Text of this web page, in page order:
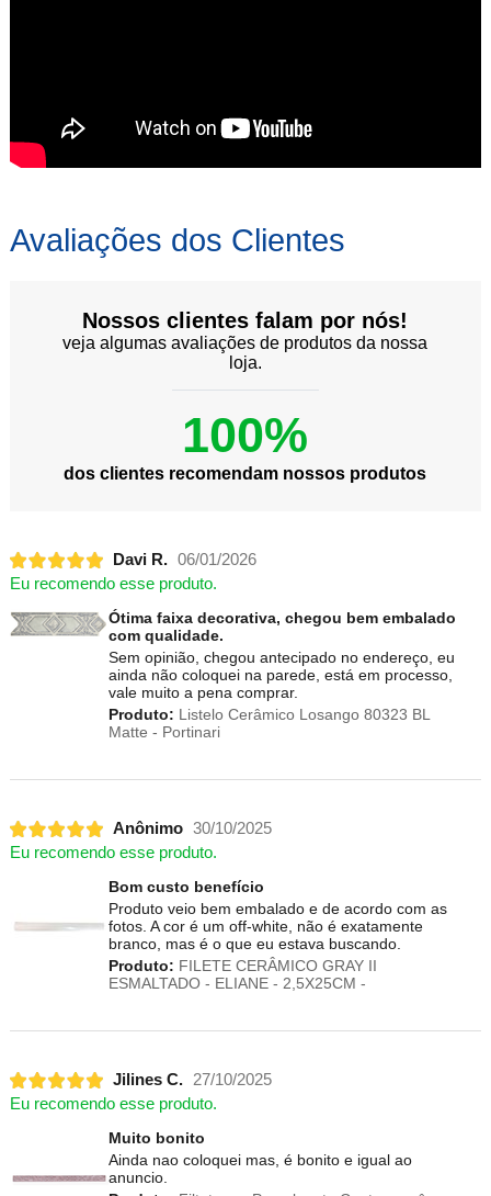
Avaliações dos Clientes
Nossos clientes falam por nós!
veja algumas avaliações de produtos da nossa
loja.
100%
dos clientes recomendam nossos produtos
Davi R. 06/01/2026
Eu recomendo esse produto.
Ótima faixa decorativa, chegou bem embalado
com qualidade.
Sem opinião, chegou antecipado no endereço, eu
ainda não coloquei na parede, está em processo,
vale muito a pena comprar.
Produto: Listelo Cerâmico Losango 80323 BL
Matte - Portinari
Anônimo 30/10/2025
Eu recomendo esse produto.
Bom custo benefício
Produto veio bem embalado e de acordo com as
fotos. A cor é um off-white, não é exatamente
branco, mas é o que eu estava buscando.
Produto: FILETE CERÂMICO GRAY II
ESMALTADO - ELIANE - 2,5X25CM -
Jilines C. 27/10/2025
Eu recomendo esse produto.
Muito bonito
Ainda nao coloquei mas, é bonito e igual ao
anuncio.